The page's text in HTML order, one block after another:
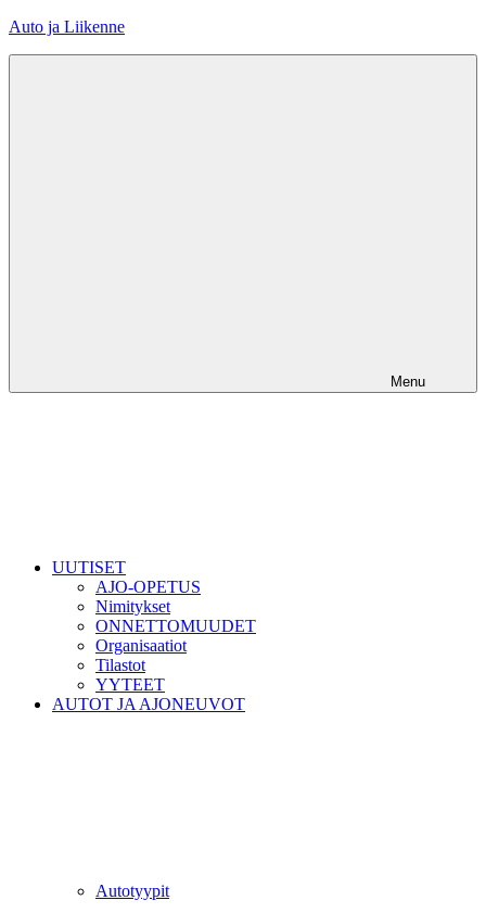
Skip
Auto ja Liikenne
Menu
UUTISET
AJO-OPETUS
Nimitykset
ONNETTOMUUDET
Organisaatiot
Tilastot
YYTEET
AUTOT JA AJONEUVOT
Autotyypit